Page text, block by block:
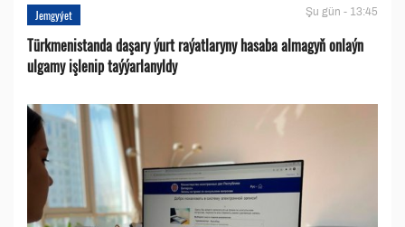
Jemgyýet Şu gün - 13:45
Türkmenistanda daşary ýurt raýatlaryny hasaba almagyň onlaýn
ulgamy işlenip taýýarlanyldy